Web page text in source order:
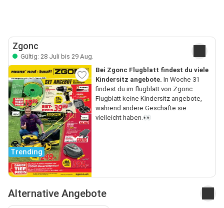
Zgonc
Gültig: 28 Juli bis 29 Aug.
Trending
Bei Zgonc Flugblatt findest du viele
Kindersitz angebote. In Woche 31
findest du im flugblatt von Zgonc
Flugblatt keine Kindersitz angebote,
während andere Geschäfte sie
vielleicht haben.👀
Alternative Angebote